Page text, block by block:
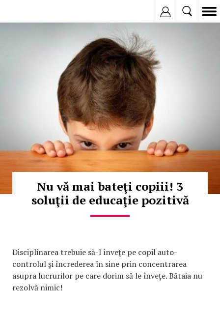
Nu vă mai bateţi copiii! 3
soluţii de educaţie pozitivă
Disciplinarea trebuie să-l înveţe pe copil auto-
controlul şi încrederea în sine prin concentrarea
asupra lucrurilor pe care dorim să le înveţe. Bătaia nu
rezolvă nimic!